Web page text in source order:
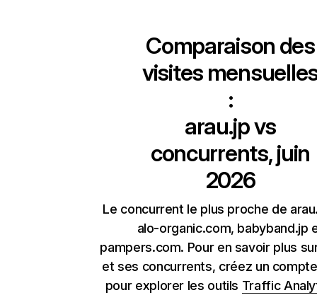
Comparaison des
visites
:
arau.jpvs
concurrents, juin
2026
Le concurrent le plus proche de
alo-organic.com, babyband.jp
pampers.com. Pour en savoir plus
et ses concurrents, créez un
pour explorer les outils Traffic